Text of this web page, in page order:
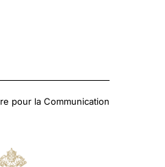
pour la Communication